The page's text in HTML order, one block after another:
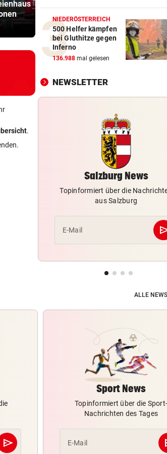
Eishockey, wie mit
16!“
ist
.
„Il viaggio a Reims“-
Stammtisch-Flair
34 IN WIEN HEUER vor
Immer mehr Tropennächte
KEIN REGEN IN SICHT
Salzburgs Gemeinden
immer weiter aus
„KRONE“ TRAF IHN
So offen sprach Brasilien-
vor Salzburg-Match
NIEDERÖSTERREICH
500 Helfer kämpfen
bei Gluthitze gegen
Inferno
136.988 mal gelesen
NEWSLETTER
Salzburg News
Topinformiert über die
aus Salzburg
E-Mail
ALLE
send
Abschicken
Sport News
Topinformiert über die Sport-
Nachrichten des Tages
E-Mail